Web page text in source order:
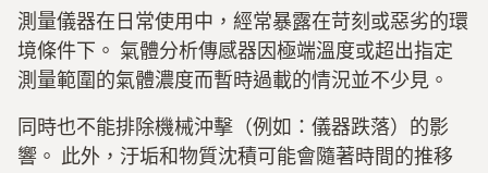
測量儀器在日常使用中，經常暴露在苛刻或惡劣的環
境條件下。 氣體分析傳感器因極端溫度或超出指定
測量範圍的氣體濃度而暫時過載的情況並不少見。
同時也不能排除機械沖擊（例如：儀器跌落）的影
響。 此外，汙垢和物質沈積可能會隨著時間的推移